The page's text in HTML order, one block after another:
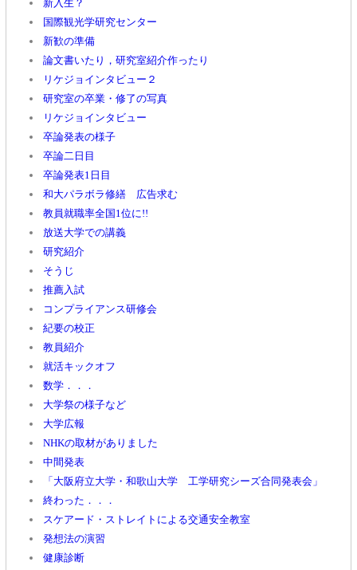
新入生？
国際観光学研究センター
新歓の準備
論文書いたり，研究室紹介作ったり
リケジョインタビュー２
研究室の卒業・修了の写真
リケジョインタビュー
卒論発表の様子
卒論二日目
卒論発表1日目
和大パラボラ修繕 広告求む
教員就職率全国1位に!!
放送大学での講義
研究紹介
そうじ
推薦入試
コンプライアンス研修会
紀要の校正
教員紹介
就活キックオフ
数学．．．
大学祭の様子など
大学広報
NHKの取材がありました
中間発表
「大阪府立大学・和歌山大学 工学研究シーズ合同発表会」
終わった．．．
スケアード・ストレイトによる交通安全教室
発想法の演習
健康診断